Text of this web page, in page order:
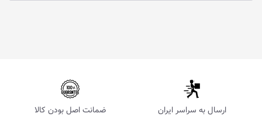
ارسال به سراسر ایران ضمانت اصل بودن کالا